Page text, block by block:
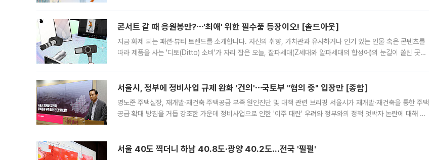
콘서트 갈 때 응원봉만?⋯'최애' 위한 필수품 등장이오! [솔드아웃]
지금 화제 되는 패션·뷰티 트렌드를 소개합니다. 자신의 취향, 가치관과 유사하거나 인기 있는 인물 혹은 콘텐츠를
따라 제품을 사는 '디토(Ditto) 소비'가 자리 잡은 오늘, 잘파세대(Z세대와 알파세대의 합성어)의 눈길이 쏠린 곳은
서울시, 정부에 정비사업 규제 완화 '건의'⋯국토부 "협의 중" 입장만 [종합]
명노준 주택실장, 재개발·재건축 주택공급 부족 원인진단 및 대책 관련 브리핑 서울시가 재개발·재건축을 통한 주택
공급 확대 방침을 거듭 강조한 가운데 정비사업으로 인한 '이주 대란' 우려와 정부와의 정책 엇박자 논란에 대해 정
서울 40도 찍더니 하남 40.8도·광양 40.2도…전국 '펄펄'